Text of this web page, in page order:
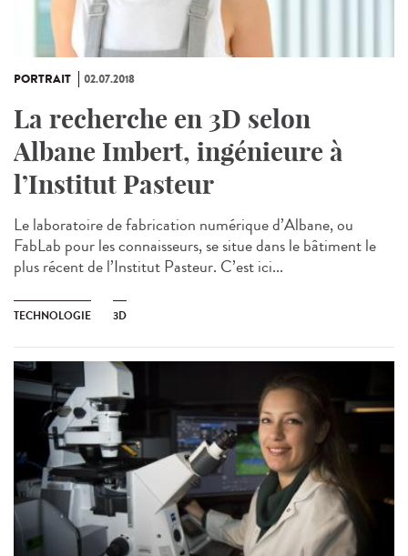
PORTRAIT 02.07.2018
La recherche en 3D selon
Albane Imbert, ingénieure à
l’Institut Pasteur
Le laboratoire de fabrication numérique d’Albane, ou
FabLab pour les connaisseurs, se situe dans le bâtiment le
plus récent de l’Institut Pasteur. C’est ici...
TECHNOLOGIE 3D